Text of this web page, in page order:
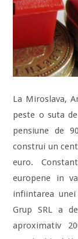
La Miroslava,
peste o suta
pensiune de
construi un
euro.
europene in
infiintarea unei
Grup SRL a
aproximativ